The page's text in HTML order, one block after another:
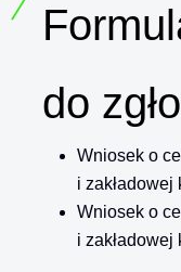
do
Wniosek o
i
Wniosek o
i